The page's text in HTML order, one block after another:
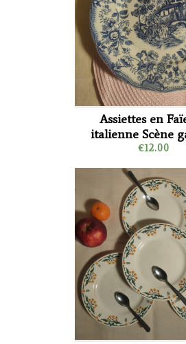
Assiettes en
italienne Scène
€12.00